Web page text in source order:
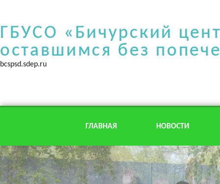
ГБУСО «Бичурский
оставшимся без
bcspsd.sdep.ru
ГЛАВНАЯ НОВОСТИ